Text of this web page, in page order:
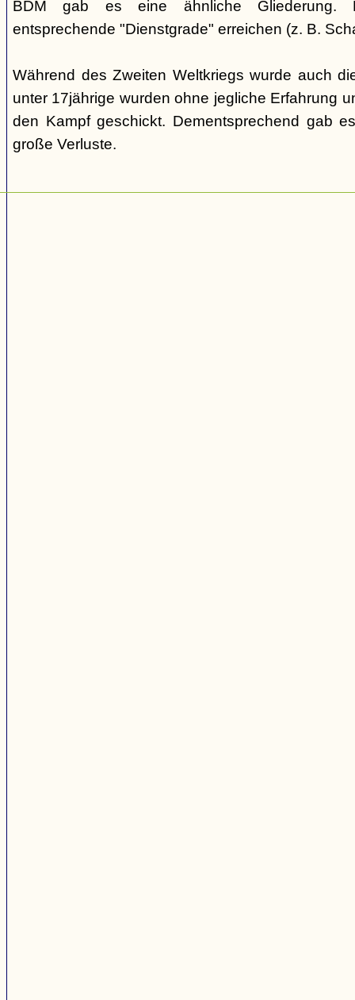
BDM gab es eine ähnliche Gliederung.
entsprechende "Dienstgrade" erreichen (z. B.
Während des Zweiten Weltkriegs wurde auch
unter 17jährige wurden ohne jegliche Erfahrung
den Kampf geschickt. Dementsprechend gab
große Verluste.